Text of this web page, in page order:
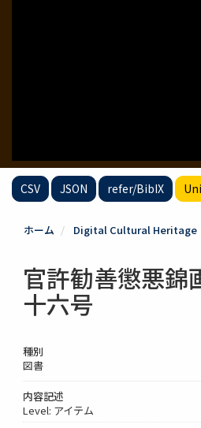
CSV JSON refer/BibIX
ホーム Digital Cultural Heritage
官許勧善懲悪
十六号
種別
図書
内容記述
Level: アイテム